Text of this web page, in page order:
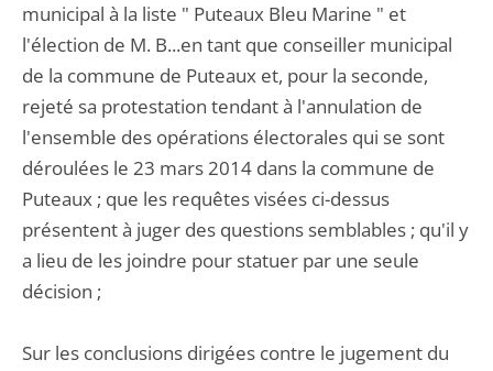
municipal à la liste " Puteaux Bleu Marine " et
l'élection de M. B...en tant que conseiller municipal
de la commune de Puteaux et, pour la seconde,
rejeté sa protestation tendant à l'annulation de
l'ensemble des opérations électorales qui se sont
déroulées le 23 mars 2014 dans la commune de
Puteaux ; que les requêtes visées ci-dessus
présentent à juger des questions semblables ; qu'il y
a lieu de les joindre pour statuer par une seule
décision ;
Sur les conclusions dirigées contre le jugement du